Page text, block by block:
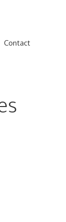
Contact